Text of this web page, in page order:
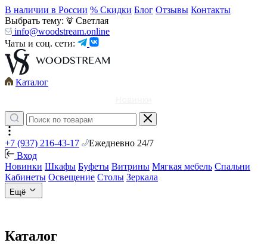
В наличии в России % Скидки Блог Отзывы Контакты
Выбрать тему:
Светлая
info@woodstream.online
Чаты и соц. сети:
Каталог
+7 (937) 216-43-17
Ежедневно 24/7
Вход
Новинки Шкафы Буфеты Витрины Мягкая мебель Спальни
Кабинеты Освещение Столы Зеркала
Ещё
Каталог